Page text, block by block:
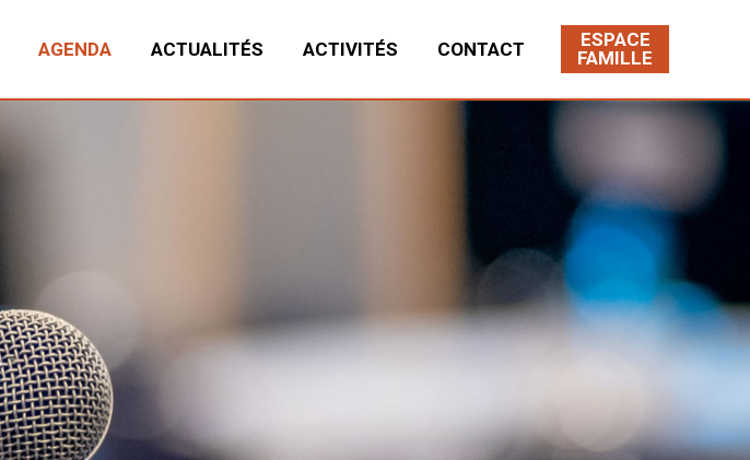
AGENDA ACTUALITÉS ACTIVITÉS CONTACT
ESPACE
FAMILLE